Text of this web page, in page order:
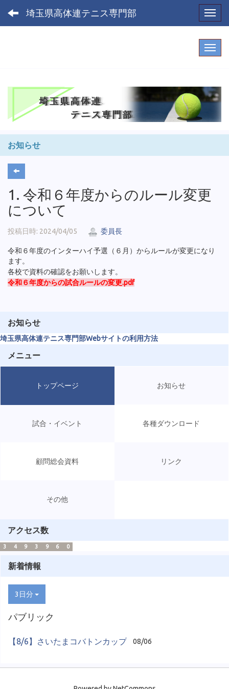
埼玉県高体連テニス専門部
お知らせ
1. 令和６年度からのルール変更
について
投稿日時: 2024/04/05 委員長
令和６年度のインターハイ予選（６月）からルールが変更になり
ます。
各校で資料の確認をお願いします。
令和６年度からの試合ルールの変更.pdf
お知らせ
埼玉県高体連テニス専門部Webサイトの利用方法
メニュー
トップページ お知らせ
試合・イベント 各種ダウンロード
顧問総会資料 リンク
その他
アクセス数
3 4 9 3 9 6 0
新着情報
3日分
パブリック
【8/6】さいたまコバトンカップ 08/06